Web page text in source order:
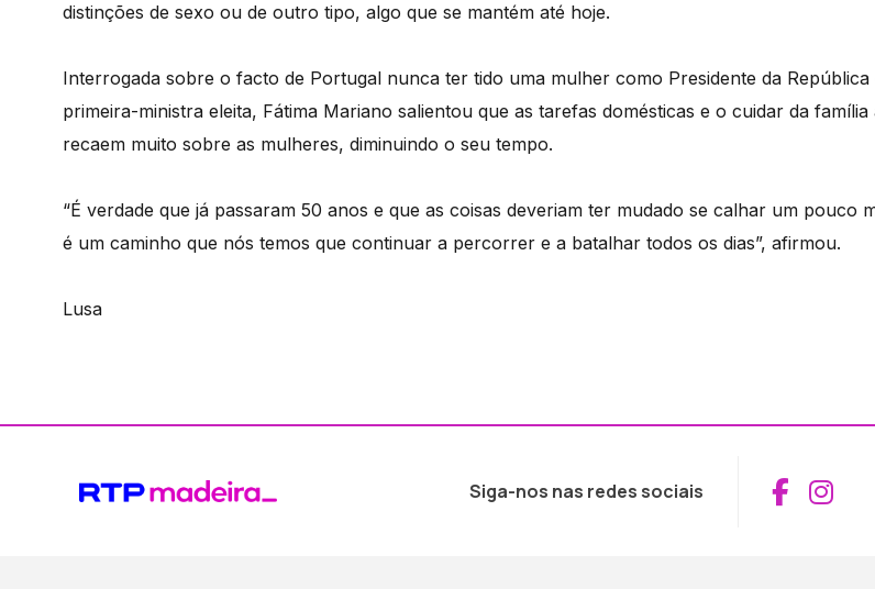
distinções de sexo ou de outro tipo, algo que se mantém até hoje.
Interrogada sobre o facto de Portugal nunca ter tido uma mulher como Presidente da República
primeira-ministra eleita, Fátima Mariano salientou que as tarefas domésticas e o cuidar da família
recaem muito sobre as mulheres, diminuindo o seu tempo.
“É verdade que já passaram 50 anos e que as coisas deveriam ter mudado se calhar um pouco
é um caminho que nós temos que continuar a percorrer e a batalhar todos os dias”, afirmou.
Lusa
Siga-nos nas redes sociais